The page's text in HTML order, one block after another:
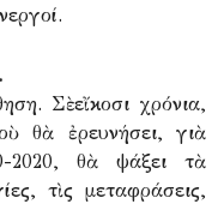
Σὲ εἴκοσι χρόνια,
θὰ ἐρευνήσει, γιὰ
2020, θὰ ψάξει τὰ
τὶς μεταφράσεις,